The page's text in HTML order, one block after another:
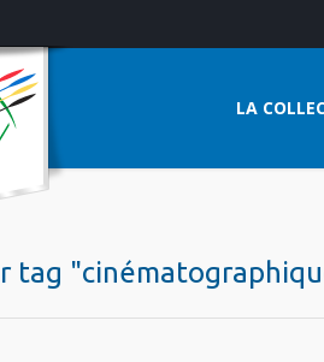
LA
tag